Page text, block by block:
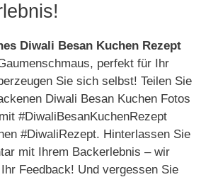
Diwali Besan Kuchen Rezept
perfekt für Ihr
Sie sich selbst! Teilen Sie
Diwali Besan Kuchen Fotos
#DiwaliBesanKuchenRezept
#DiwaliRezept. Hinterlassen Sie
mit Ihrem Backerlebnis – wir
Feedback! Und vergessen Sie